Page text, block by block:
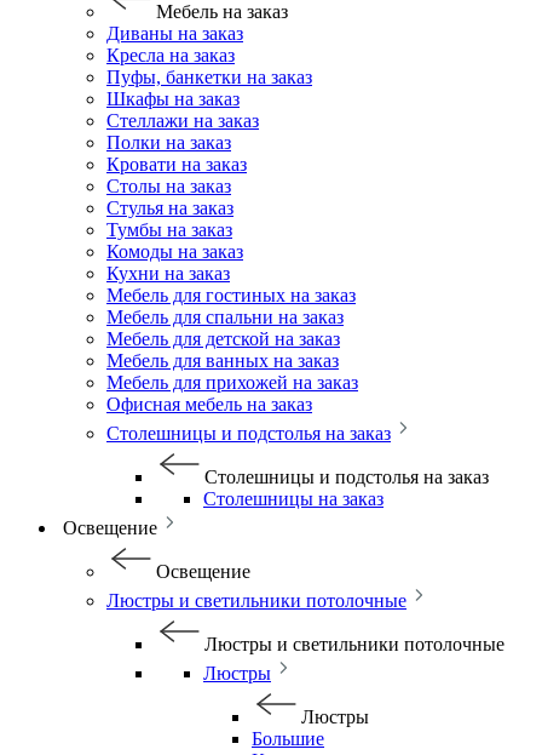
Мебель на заказ
Диваны на заказ
Кресла на заказ
Пуфы, банкетки на заказ
Шкафы на заказ
Стеллажи на заказ
Полки на заказ
Кровати на заказ
Столы на заказ
Стулья на заказ
Тумбы на заказ
Комоды на заказ
Кухни на заказ
Мебель для гостиных на заказ
Мебель для спальни на заказ
Мебель для детской на заказ
Мебель для ванных на заказ
Мебель для прихожей на заказ
Офисная мебель на заказ
Столешницы и подстолья на заказ
Столешницы и подстолья на заказ
Столешницы на заказ
Освещение
Освещение
Люстры и светильники потолочные
Люстры и светильники потолочные
Люстры
Люстры
Большие